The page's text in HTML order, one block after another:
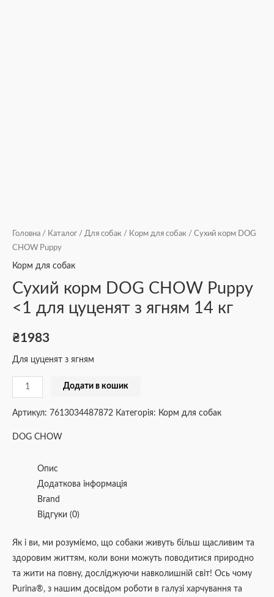
Головна / Каталог / Для собак / Корм для собак / Сухий корм DOG
CHOW Puppy
Корм для собак
Сухий корм DOG CHOW Puppy
<1 для цуценят з ягням 14 кг
₴1983
Для цуценят з ягням
Додати в кошик
Артикул: 7613034487872 Категорія: Корм для собак
DOG CHOW
Опис
Додаткова інформація
Brand
Відгуки (0)
Як і ви, ми розуміємо, що собаки живуть більш щасливим та
здоровим життям, коли вони можуть поводитися природно
та жити на повну, досліджуючи навколишній світ! Ось чому
Purina®, з нашим досвідом роботи в галузі харчування та